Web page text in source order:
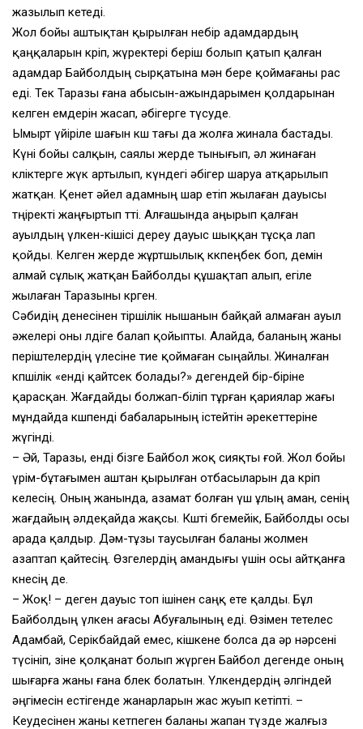
жазылып кетеді.
Жол бойы аштықтан қырылған небір адамдардың
қаңқаларын көріп, жүректері беріш болып қатып қалған
адамдар Байболдың сырқатына мән бере қоймағаны рас
еді. Тек Таразы ғана абысын-ажындарымен қолдарынан
келген емдерін жасап, әбігерге түсуде.
Ымырт үйіріле шағын көш тағы да жолға жинала бастады.
Күні бойы салқын, саялы жерде тынығып, әл жинаған
көліктерге жүк артылып, күндегі әбігер шаруа атқарылып
жатқан. Қенет әйел адамның шар етіп жылаған дауысы
төңіректі жаңғыртып өтті. Алғашында аңырып қалған
ауылдың үлкен-кішісі дереу дауыс шыққан тұсқа лап
қойды. Келген жерде жұртшылық көкпеңбек боп, демін
алмай сұлық жатқан Байболды құшақтап алып, егіле
жылаған Таразыны көрген.
Сәбидің денесінен тіршілік нышанын байқай алмаған ауыл
әжелері оны өлдіге балап қойыпты. Алайда, баланың жаны
періштелердің үлесіне тие қоймаған сыңайлы. Жиналған
көпшілік «енді қайтсек болады?» дегендей бір-біріне
қарасқан. Жағдайды болжап-біліп тұрған қариялар жағы
мұндайда көшпенді бабаларының істейтін әрекеттеріне
жүгінді.
– Әй, Таразы, енді бізге Байбол жоқ сияқты ғой. Жол бойы
үрім-бұтағымен аштан қырылған отбасыларын да көріп
келесің. Оның жанында, азамат болған үш ұлың аман, сенің
жағдайың әлдеқайда жақсы. Көшті бөгемейік, Байболды осы
арада қалдыр. Дәм-тұзы таусылған баланы жолмен
азаптап қайтесің. Өзгелердің амандығы үшін осы айтқанға
көнесің де.
– Жоқ! – деген дауыс топ ішінен саңқ ете қалды. Бұл
Байболдың үлкен ағасы Абуғалының еді. Өзімен тетелес
Адамбай, Серікбайдай емес, кішкене болса да әр нәрсені
түсініп, өзіне қолқанат болып жүрген Байбол дегенде оның
шығарға жаны ғана бөлек болатын. Үлкендердің әлгіндей
әңгімесін естігенде жанарларын жас жуып кетіпті. –
Кеудесінен жаны кетпеген баланы жапан түзде жалғыз